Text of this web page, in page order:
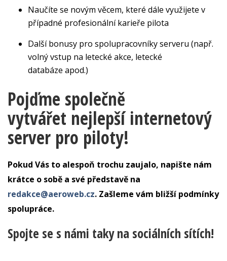
Naučíte se novým věcem, které dále využijete v
případné profesionální karieře pilota
Další bonusy pro spolupracovníky serveru (např.
volný vstup na letecké akce, letecké
databáze apod.)
Pojďme společně
vytvářet nejlepší internetový
server pro piloty!
Pokud Vás to alespoň trochu zaujalo, napište nám
krátce o sobě a své představě na
redakce@aeroweb.cz. Zašleme vám bližší podmínky
spolupráce.
Spojte se s námi taky na sociálních sítích!